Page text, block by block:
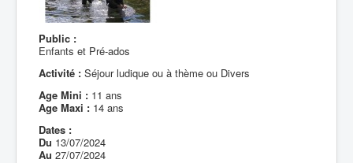
Public :
Enfants et Pré-ados
Activité : Séjour ludique ou à thème ou Divers
Age Mini : 11 ans
Age Maxi : 14 ans
Dates :
Du 13/07/2024
Au 27/07/2024